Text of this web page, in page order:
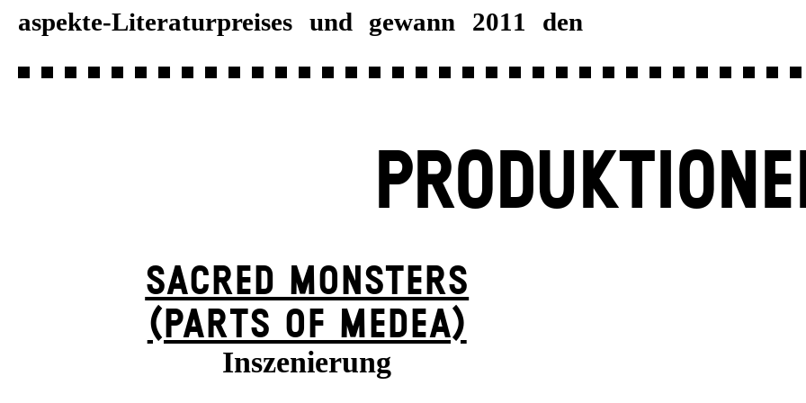
aspekte-Literaturpreises und gewann 2011 den
SACRED MONSTERS
(PARTS OF MEDEA)
Inszenierung